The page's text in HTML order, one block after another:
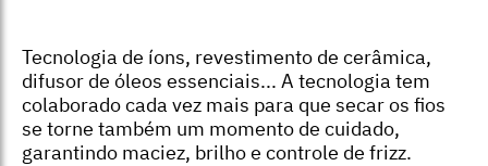
Tecnologia de íons, revestimento de cerâmica,
difusor de óleos essenciais... A tecnologia tem
colaborado cada vez mais para que secar os fios
se torne também um momento de cuidado,
garantindo maciez, brilho e controle de frizz.